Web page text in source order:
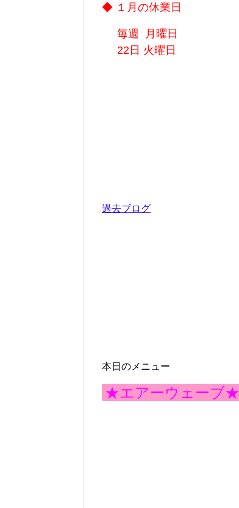
◆ １月の休業日
毎週 月曜日
22日 火曜日
過去ブログ
本日のメニュー
★エアーウェーブ★